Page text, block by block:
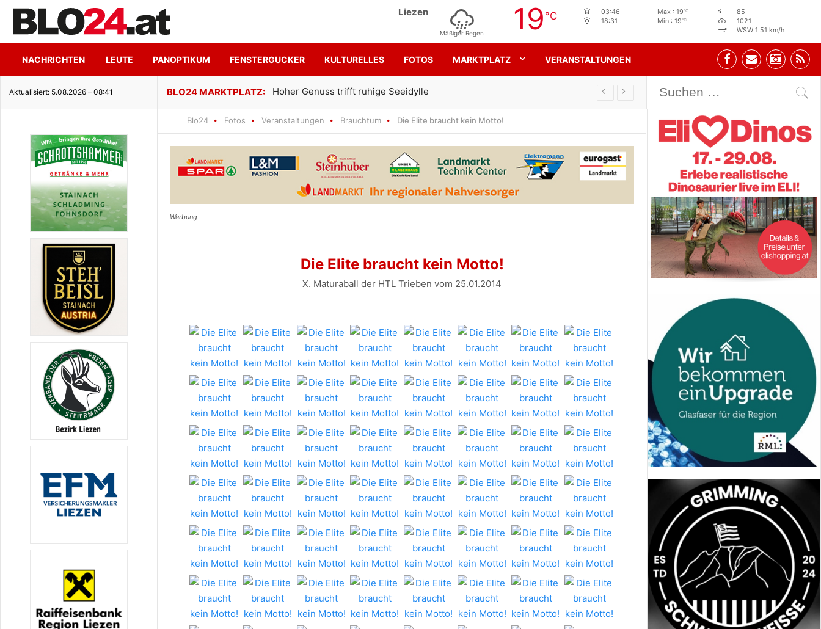
Liezen
Mäßiger Regen 19 °C
03:46
18:31
Max : 19°C
Min : 19°C
85
1021
WSW 1.51 km/h
NACHRICHTEN LEUTE PANOPTIKUM FENSTERGUCKER KULTURELLES FOTOS MARKTPLATZ VERANSTALTUNGEN
Aktualisiert: 5.08.2026 – 08:41
Seeidylle Gemeinsam für den SK Sturm Stehbeisl Stainach Öffnungszeiten
Blo24 Fotos Veranstaltungen Brauchtum Die Elite braucht kein Motto!
Die Elite braucht kein Motto!
X. Maturaball der HTL Trieben vom 25.01.2014